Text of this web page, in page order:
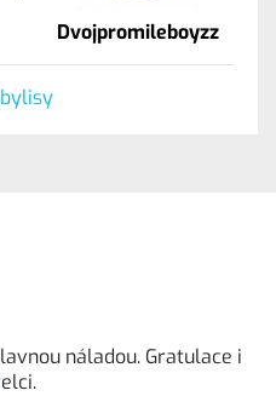
Dvojpromileboyzz
náladou. Gratulace i